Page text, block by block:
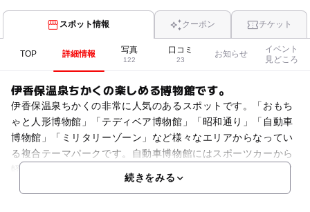
スポット情報 クーポン チケット
TOP 詳細情報 写真
122
口コミ
23
お知らせ
イベント
見どころ
伊香保温泉ちかくの楽しめる博物館です。
伊香保温泉ちかくの非常に人気のあるスポットです。「おもち
ゃと人形博物館」「テディベア博物館」「昭和通り」「自動車
博物館」「ミリタリーゾーン」など様々なエリアからなってい
る複合テーマパークです。自動車博物館にはスポーツカーから
続きをみる